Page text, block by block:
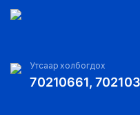
Утсаар холбогдох
70210661,